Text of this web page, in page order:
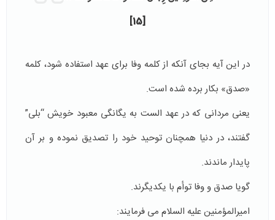
[15]
در این آیه بجای آنکه از کلمه وفا برای عهد استفاده شود، کلمه
«صدق» بکار برده شده است.
یعنی مردانی که در عهد الست به یگانگی معبود خویش “بلی”
گفتند، در دنیا همچنان توحید خود را تصدیق نموده و بر آن
پایدار ماندند.
گویا صدق و وفا توأم با یکدیگرند.
امیرالمؤمنین علیه السلام می فرمایند: